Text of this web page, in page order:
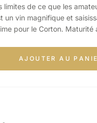
de ce que les
vin magnifique et
pour le Corton.
AJOUTER AU